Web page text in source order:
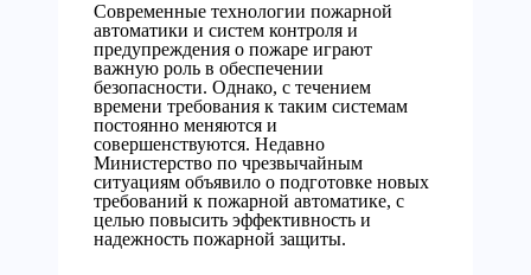
Современные технологии пожарной
автоматики и систем контроля и
предупреждения о пожаре играют
важную роль в обеспечении
безопасности. Однако, с течением
времени требования к таким системам
постоянно меняются и
совершенствуются. Недавно
Министерство по чрезвычайным
ситуациям объявило о подготовке новых
требований к пожарной автоматике, с
целью повысить эффективность и
надежность пожарной защиты.